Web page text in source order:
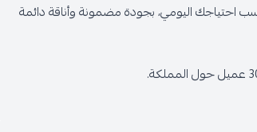
احتياجك اليومي، بجودة مضمونة وأناقة دائمة